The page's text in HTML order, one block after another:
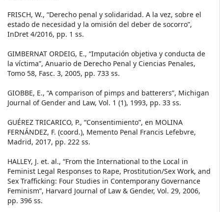
FRISCH, W., “Derecho penal y solidaridad. A la vez, sobre el
estado de necesidad y la omisión del deber de socorro”,
InDret 4/2016, pp. 1 ss.
GIMBERNAT ORDEIG, E., “Imputación objetiva y conducta de
la víctima”, Anuario de Derecho Penal y Ciencias Penales,
Tomo 58, Fasc. 3, 2005, pp. 733 ss.
GIOBBE, E., “A comparison of pimps and batterers”, Michigan
Journal of Gender and Law, Vol. 1 (1), 1993, pp. 33 ss.
GUÉREZ TRICARICO, P., “Consentimiento”, en MOLINA
FERNÁNDEZ, F. (coord.), Memento Penal Francis Lefebvre,
Madrid, 2017, pp. 222 ss.
HALLEY, J. et. al., “From the International to the Local in
Feminist Legal Responses to Rape, Prostitution/Sex Work, and
Sex Trafficking: Four Studies in Contemporany Governance
Feminism”, Harvard Journal of Law & Gender, Vol. 29, 2006,
pp. 396 ss.